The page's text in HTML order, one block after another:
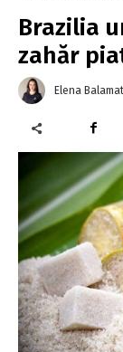
Brazilia
zahăr
Elena